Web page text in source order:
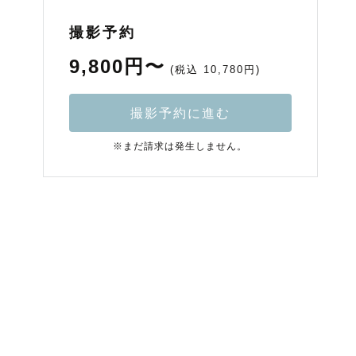
撮影予約
9,800円〜 (税込 10,780円)
撮影予約に進む
※まだ請求は発生しません。